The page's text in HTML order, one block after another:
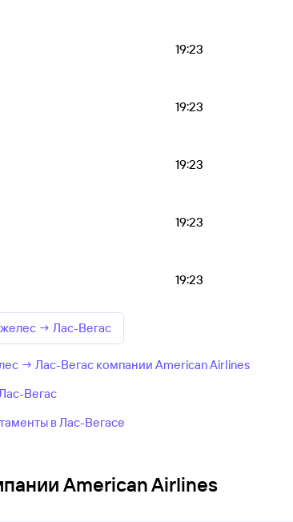
19:23
19:23
19:23
19:23
19:23
→ Лас-Вегас
→ Лас-Вегас компании American Airlines
Вегас
в Лас-Вегасе
American Airlines